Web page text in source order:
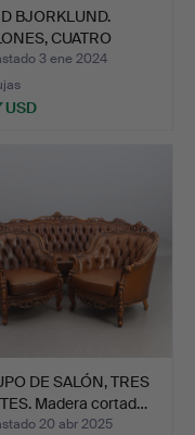
BJORKLUND.
CUATRO
Me…
3 ene 2024
USD
DE SALÓN, TRES
Madera cortad…
20 abr 2025